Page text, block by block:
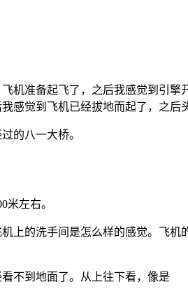
机准备起飞了，之后我感觉到引
感觉到飞机已经拔地而起了，之后
的八一大桥。
米左右。
上的洗手间是怎么样的感觉。飞
不到地面了。从上往下看，像是